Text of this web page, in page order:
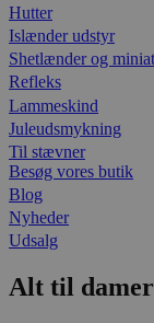
Hutter
Islænder udstyr
Shetlænder og
Refleks
Lammeskind
Juleudsmykning
Til stævner
Besøg vores butik
Blog
Nyheder
Udsalg
Alt til damer